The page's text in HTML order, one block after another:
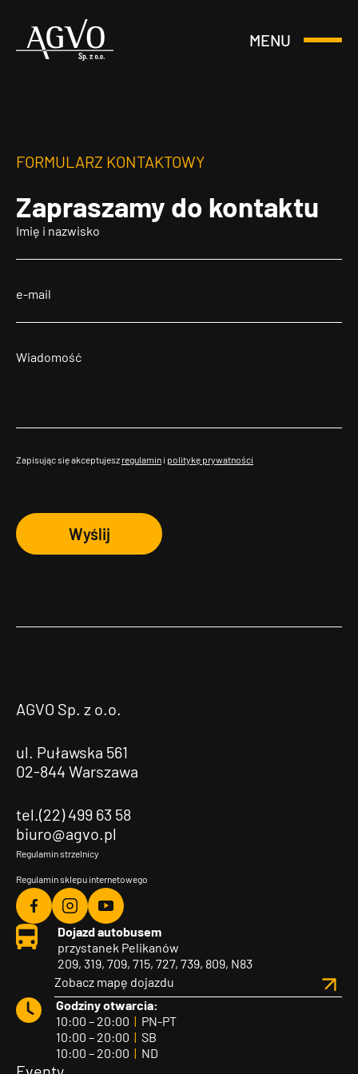
Header
MENU
Otwórz
FORMULARZ KONTAKTOWY
Zapraszamy do kontaktu
Zapisując się akceptujesz regulamin i politykę prywatności
Wyślij
AGVO Sp. z o.o.
ul. Puławska 561
02-844 Warszawa
tel.(22) 499 63 58
biuro@agvo.pl
Regulamin strzelnicy
Regulamin sklepu internetowego
Agvo
Facebook
Agvo
Instagram
Agvo
YouTube
Dojazd autobusem
przystanek Pelikanów
209, 319, 709, 715, 727, 739, 809, N83
Zobacz mapę dojazdu
Godziny otwarcia:
10:00 – 20:00 | PN-PT
10:00 – 20:00 | SB
10:00 – 20:00 | ND